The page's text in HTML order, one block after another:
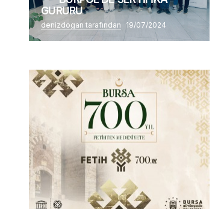
GURURU
denizdogan tarafından 19/07/2024